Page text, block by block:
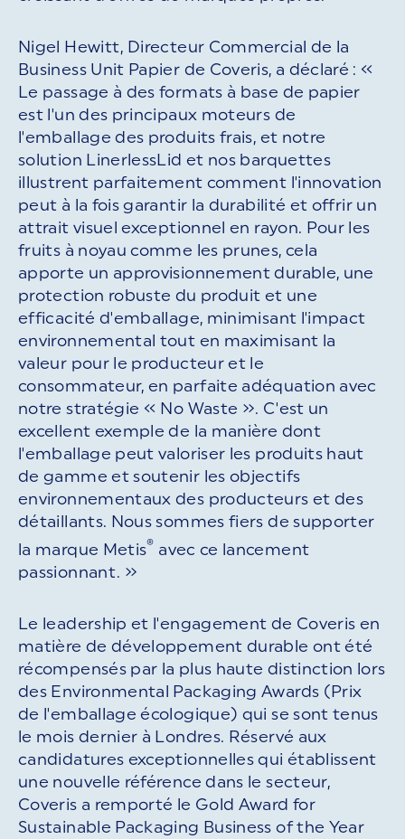
Nigel Hewitt, Directeur Commercial de la
Business Unit Papier de Coveris, a déclaré : «
Le passage à des formats à base de papier
est l'un des principaux moteurs de
l'emballage des produits frais, et notre
solution LinerlessLid et nos barquettes
illustrent parfaitement comment l'innovation
peut à la fois garantir la durabilité et offrir un
attrait visuel exceptionnel en rayon. Pour les
fruits à noyau comme les prunes, cela
apporte un approvisionnement durable, une
protection robuste du produit et une
efficacité d'emballage, minimisant l'impact
environnemental tout en maximisant la
valeur pour le producteur et le
consommateur, en parfaite adéquation avec
notre stratégie « No Waste ». C'est un
excellent exemple de la manière dont
l'emballage peut valoriser les produits haut
de gamme et soutenir les objectifs
environnementaux des producteurs et des
détaillants. Nous sommes fiers de supporter
la marque Metis® avec ce lancement
passionnant. »
Le leadership et l'engagement de Coveris en
matière de développement durable ont été
récompensés par la plus haute distinction lors
des Environmental Packaging Awards (Prix
de l'emballage écologique) qui se sont tenus
le mois dernier à Londres. Réservé aux
candidatures exceptionnelles qui établissent
une nouvelle référence dans le secteur,
Coveris a remporté le Gold Award for
Sustainable Packaging Business of the Year